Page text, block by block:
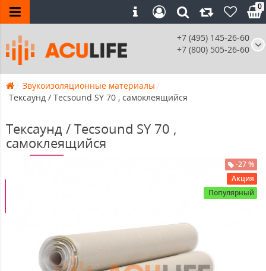
+7 (495) 145-26-60
+7 (800) 505-26-60
0
Звукоизоляционные материалы
Тексаунд / Tecsound SY 70 , самоклеящийся
Тексаунд / Tecsound SY 70 ,
самоклеящийся
-27 %
Акция
Популярный